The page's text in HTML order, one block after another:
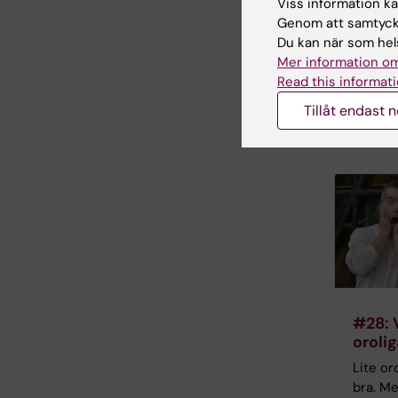
#28:
Lite
bra.
Genom att
Du kan när som
Mer information
Read this
Tillåt endast